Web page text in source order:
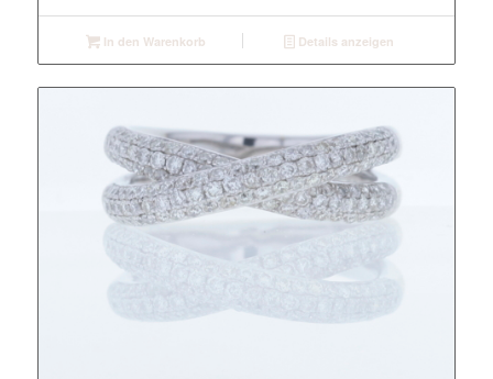
In den Warenkorb Details anzeigen